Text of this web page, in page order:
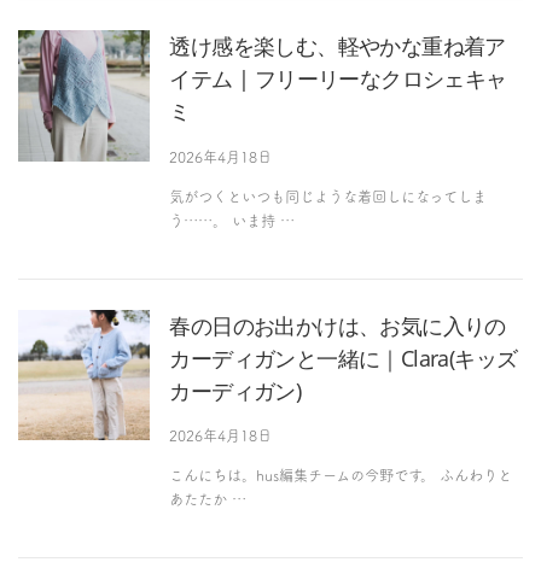
透け感を楽しむ、軽やかな重ね着ア
イテム | フリーリーなクロシェキャ
ミ
2026年4月18日
気がつくといつも同じような着回しになってしま
う……。 いま持 …
春の日のお出かけは、お気に入りの
カーディガンと一緒に｜Clara(キッズ
カーディガン)
2026年4月18日
こんにちは。hus編集チームの今野です。 ふんわりと
あたたか …